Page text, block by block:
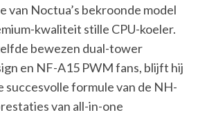
van Noctua’s bekroonde model
kwaliteit stille CPU-koeler.
bewezen dual-tower
en NF-A15 PWM fans, blijft hij
succesvolle formule van de NH-
van all-in-one